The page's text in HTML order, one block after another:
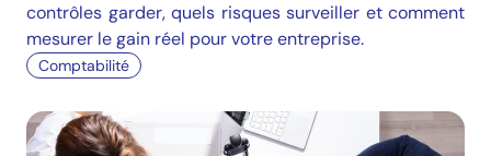
contrôles garder, quels risques surveiller et comment
mesurer le gain réel pour votre entreprise.
Comptabilité